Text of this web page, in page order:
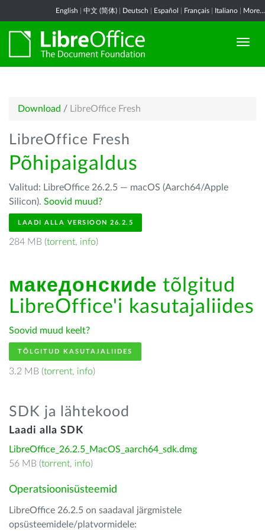
English 中文 (简体) Deutsch Español Français Italiano More...
Download / LibreOffice Fresh
LibreOffice Fresh
Põhipaigaldus
Valitud: LibreOffice 26.2.5 — macOS (Aarch64/Apple
Silicon). Soovid muud?
LAADI ALLA VERSIOON 26.2.5
284 MB (torrent, info)
македонскиde tõlgitud
LibreOffice'i kasutajaliides
Soovid muud keelt?
TÕLGITUD KASUTAJALIIDES
3.2 MB (torrent, info)
SDK ja lähtekood
Laadi alla SDK
LibreOffice_26.2.5_MacOS_aarch64_sdk.dmg
56 MB (torrent, info)
Operatsioonisüsteemid
LibreOffice 26.2.5 on saadaval järgmistele
opsüsteemidele/platvormidele: